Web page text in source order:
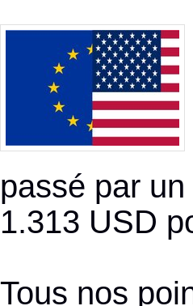
passé par
1.313 USD
Tous nos